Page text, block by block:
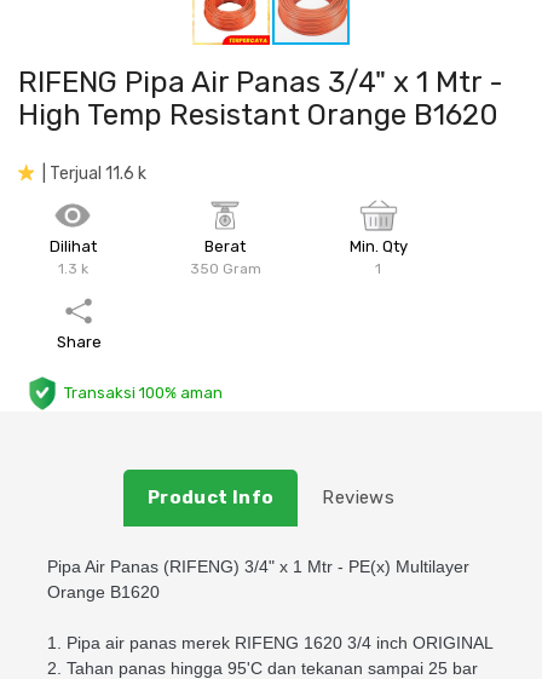
Plafon & Partisi
Sanitari & Aksesorisnya
Peralatan & Perkakas
Atap & Lantai
Material Alam
Besi Profil & Plat
Besi Profil & Baja
Sistem Elektrikal
Pompa dan Pipa
RIFENG Pipa Air Panas 3/4" x 1 Mtr -
High Temp Resistant Orange B1620
| Terjual 11.6 k
Dilihat
1.3 k
Berat
350 Gram
Min. Qty
1
Share
Transaksi 100% aman
Product Info Reviews
Pipa Air Panas (RIFENG) 3/4" x 1 Mtr - PE(x) Multilayer
Orange B1620
1. Pipa air panas merek RIFENG 1620 3/4 inch ORIGINAL
2. Tahan panas hingga 95'C dan tekanan sampai 25 bar